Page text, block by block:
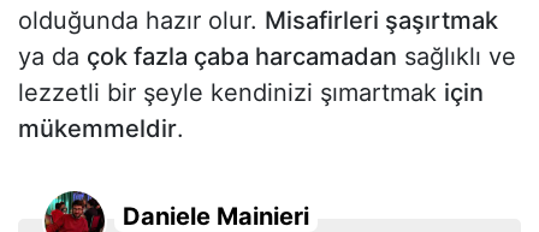
olduğunda hazır olur. Misafirleri şaşırtmak
ya da çok fazla çaba harcamadan sağlıklı ve
lezzetli bir şeyle kendinizi şımartmak için
mükemmeldir.
Daniele Mainieri